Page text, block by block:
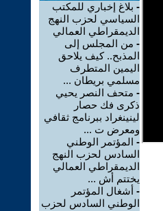
- بلاغ إخباري للمكتب
السياسي لحزب النهج
الديمقراطي العمالي
- من المجلس إلى
المذبح.. كيف يلاحق
اليمين المتطرف
مسلمي بريطان ...
- متحف النصر يحيي
ذكرى فك حصار
لينينغراد ببرنامج ثقافي
ومعرض ت ...
- المؤتمر الوطني
السادس لحزب النهج
الديمقراطي العمالي
يختتم أش ...
- أشغال المؤتمر
الوطني السادس لحزب